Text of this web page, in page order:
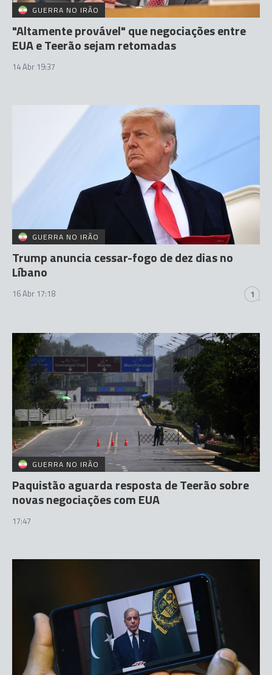
GUERRA NO IRÃO
"Altamente provável" que negociações entre
EUA e Teerão sejam retomadas
14 Abr 19:37
GUERRA NO IRÃO
Trump anuncia cessar-fogo de dez dias no
Líbano
16 Abr 17:18 1
GUERRA NO IRÃO
Paquistão aguarda resposta de Teerão sobre
novas negociações com EUA
17:47